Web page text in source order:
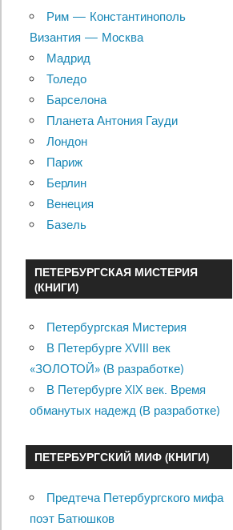
Рим — Константинополь
Византия — Москва
Мадрид
Толедо
Барселона
Планета Антония Гауди
Лондон
Париж
Берлин
Венеция
Базель
ПЕТЕРБУРГСКАЯ МИСТЕРИЯ
(КНИГИ)
Петербургская Мистерия
В Петербурге XVIII век
«ЗОЛОТОЙ» (В разработке)
В Петербурге XIX век. Время
обманутых надежд (В разработке)
ПЕТЕРБУРГСКИЙ МИФ (КНИГИ)
Предтеча Петербургского мифа
поэт Батюшков